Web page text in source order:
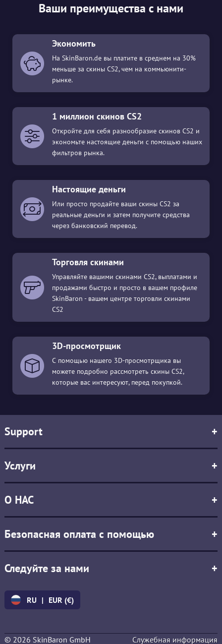
Ваши преимущества с нами
Экономить
На SkinBaron.de вы платите в среднем на 30%
меньше за скины CS2, чем на коммьюнити-
рынке.
1 миллион скинов CS2
Откройте для себя разнообразие скинов CS2 и
экономьте настоящие деньги с помощью наших
фильтров рынка.
Настоящие деньги
Или просто продайте ваши скины CS2 за
реальные деньги и затем получите средства
через банковский перевод.
Торговля скинами
Управляйте вашими скинами CS2, выплатами и
продажами быстро и просто в вашем профиле
SkinBaron - вашем центре торговли скинами
CS2
3D-просмотрщик
С помощью нашего 3D-просмотрщика вы
можете подробно рассмотреть скины CS2,
которые вас интересуют, перед покупкой.
Support +
Услуги +
О НАС +
Безопасная оплата с помощью +
Следуйте за нами +
RU | EUR (€)
© 2026 SkinBaron GmbH Cлужебная информация